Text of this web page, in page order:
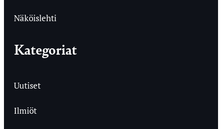
Näköislehti
Kategoriat
Uutiset
Ilmiöt